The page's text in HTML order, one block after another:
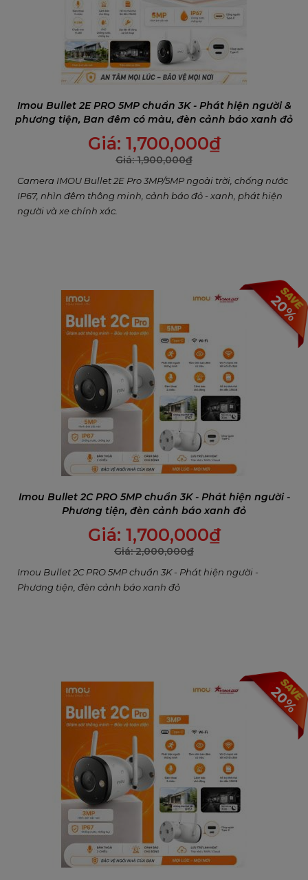
Imou Bullet 2E PRO 5MP chuẩn 3K - Phát hiện người &
phương tiện, Ban đêm có màu, đèn cảnh báo xanh đỏ
Giá: 1,700,000₫
Giá:1,900,000₫
Camera IMOU Bullet 2E Pro 3MP/5MP ngoài trời, chống nước
IP67, nhìn đêm thông minh, cảnh báo đỏ - xanh, phát hiện
người và xe chính xác.
20%
Imou Bullet 2C PRO 5MP chuẩn 3K - Phát hiện người -
Phương tiện, đèn cảnh báo xanh đỏ
Giá: 1,700,000₫
Giá:2,000,000₫
Imou Bullet 2C PRO 5MP chuẩn 3K - Phát hiện người -
Phương tiện, đèn cảnh báo xanh đỏ
20%